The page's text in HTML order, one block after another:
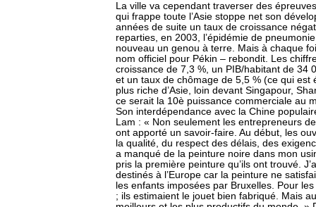
La ville va cependant traverser des
qui frappe toute l’Asie stoppe net son
années de suite un taux de croissance
reparties, en 2003, l’épidémie de
nouveau un genou à terre. Mais à chaque
nom officiel pour Pékin – rebondit. Les
croissance de 7,3 %, un PIB/habitant de 34
et un taux de chômage de 5,5 % (ce qui est
plus riche d’Asie, loin devant Singapour,
ce serait la 10è puissance commerciale au
Son interdépendance avec la Chine
Lam : « Non seulement les entrepreneurs
ont apporté un savoir-faire. Au début, les
la qualité, du respect des délais, des
a manqué de la peinture noire dans mon
pris la première peinture qu’ils ont trouvé.
destinés à l’Europe car la peinture ne
les enfants imposées par Bruxelles. Pour
; ils estimaient le jouet bien fabriqué. Mais